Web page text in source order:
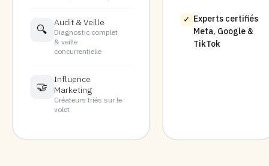
🔍
Audit & Veille
Diagnostic complet
& veille
concurrentielle
🤝
Influence
Marketing
Créateurs triés sur le
volet
✓ Experts certifiés
Meta, Google &
TikTok